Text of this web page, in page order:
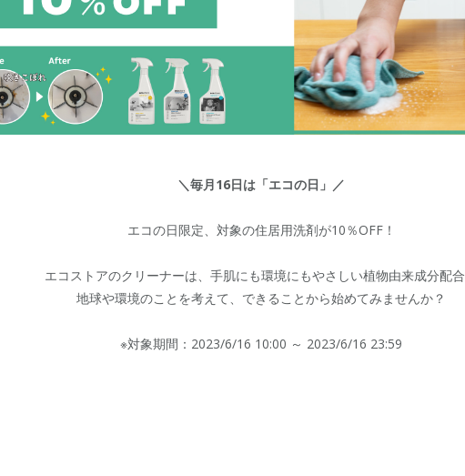
＼毎月16日は「エコの日」／
エコの日限定、対象の住居用洗剤が10％OFF！
エコストアのクリーナーは、手肌にも環境にもやさしい植物由来成分配
地球や環境のことを考えて、できることから始めてみませんか？
※対象期間：2023/6/16 10:00 ～ 2023/6/16 23:59